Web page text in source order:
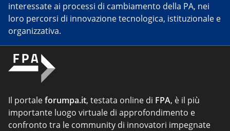
interessate ai processi di cambiamento della PA, nei
loro percorsi di innovazione tecnologica, istituzionale e
organizzativa.
Il portaleforumpa.it, testata online di FPA, è il più
importante luogo virtuale di approfondimento e
confronto tra le community di innovatori impegnate